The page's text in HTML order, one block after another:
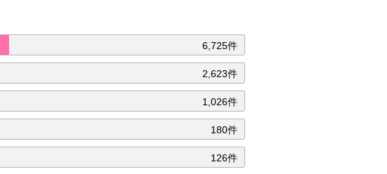
6,725件
2,623件
1,026件
180件
126件